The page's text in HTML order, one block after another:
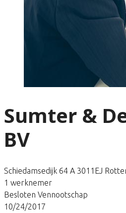
Sumter &
BV
Schiedamsedijk 64 A 3011EJ
1 werknemer
Besloten Vennootschap
10/24/2017